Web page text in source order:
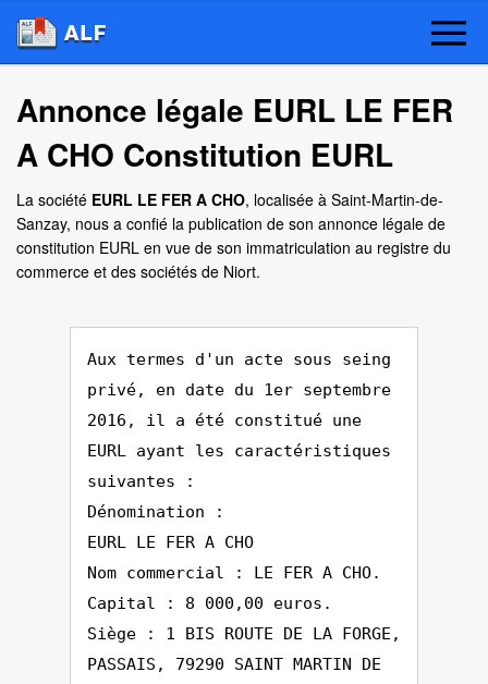
Annonce légale EURL LE FER
A CHO Constitution EURL
La société EURL LE FER A CHO, localisée à Saint-Martin-de-
Sanzay, nous a confié la publication de son annonce légale de
constitution EURL en vue de son immatriculation au registre du
commerce et des sociétés de Niort.
Aux termes d'un acte sous seing
privé, en date du 1er septembre
2016, il a été constitué une
EURL ayant les caractéristiques
suivantes :
Dénomination :
EURL LE FER A CHO
Nom commercial : LE FER A CHO.
Capital : 8 000,00 euros.
Siège : 1 BIS ROUTE DE LA FORGE,
PASSAIS, 79290 SAINT MARTIN DE